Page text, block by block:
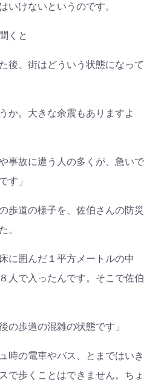
いけないというのです。
くと
後、街はどういう状態になって
か。大きな余震もありますよ
事故に遭う人の多くが、急いで
す」
歩道の様子を、佐伯さんの防災
。
に囲んだ１平方メートルの中
人で入ったんです。そこで佐伯
の歩道の混雑の状態です」
時の電車やバス、とまではいき
で歩くことはできません。ちょ